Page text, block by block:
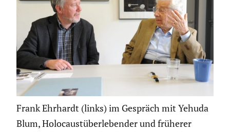
Frank Ehrhardt (links) im Gespräch mit Yehuda
Blum, Holocaustüberlebender und früherer